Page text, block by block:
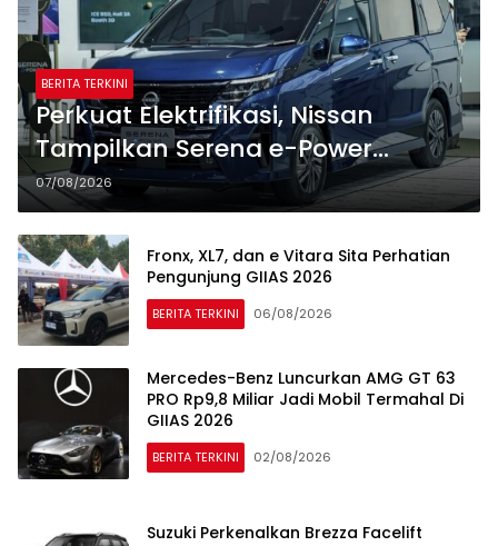
BERITA TERKINI
Perkuat Elektrifikasi, Nissan
Tampilkan Serena e-Power
Seharga Rp655 Juta Di GIIAS 2026
07/08/2026
Fronx, XL7, dan e Vitara Sita Perhatian
Pengunjung GIIAS 2026
BERITA TERKINI 06/08/2026
Mercedes-Benz Luncurkan AMG GT 63
PRO Rp9,8 Miliar Jadi Mobil Termahal Di
GIIAS 2026
BERITA TERKINI 02/08/2026
Suzuki Perkenalkan Brezza Facelift